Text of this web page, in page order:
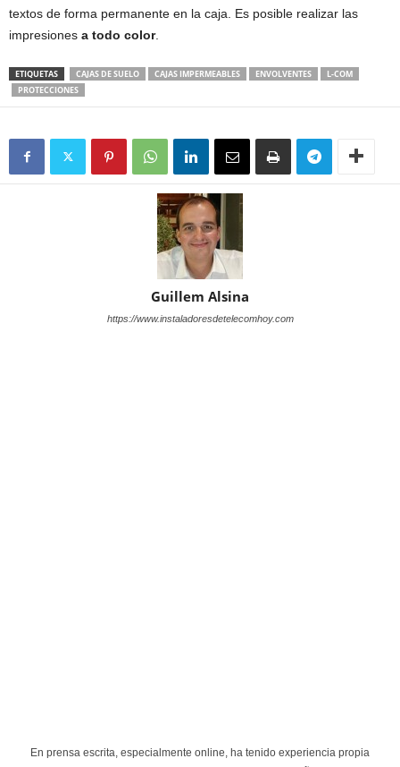
textos de forma permanente en la caja. Es posible realizar las
impresiones a todo color.
ETIQUETAS CAJAS DE SUELO CAJAS IMPERMEABLES ENVOLVENTES
L-COM
PROTECCIONES
Guillem Alsina
https://www.instaladoresdetelecomhoy.com
En prensa escrita, especialmente online, ha tenido experiencia propia